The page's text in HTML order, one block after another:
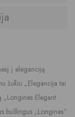
į eleganciją.
šūkiu „Elegancija tai
„Longines Elegant
būdingus „Longines“